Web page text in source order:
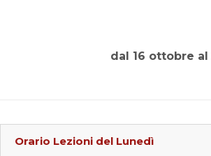
dal 16 ottobre
Orario Lezioni del Lunedì